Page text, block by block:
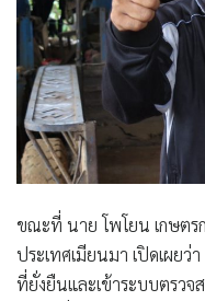
ขณะที่ นาย โพโยน เกษตร
ประเทศเมียนมา เปิดเผยว่
ที่ยั่งยืนและเข้าระบบตรว